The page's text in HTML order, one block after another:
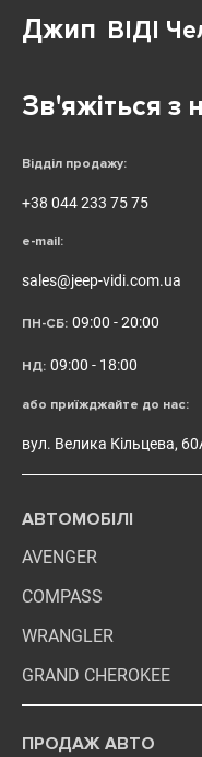
Джип ВІДІ
Зв'яжіться з
Відділ продажу:
+38 044 233 75 75
e-mail:
sales@jeep-vidi.com.ua
ПН-СБ: 09:00 - 20:00
НД: 09:00 - 18:00
або приїжджайте до нас:
вул. Велика Кільцева,
АВТОМОБІЛІ
AVENGER
COMPASS
WRANGLER
GRAND CHEROKEE
ПРОДАЖ АВТО